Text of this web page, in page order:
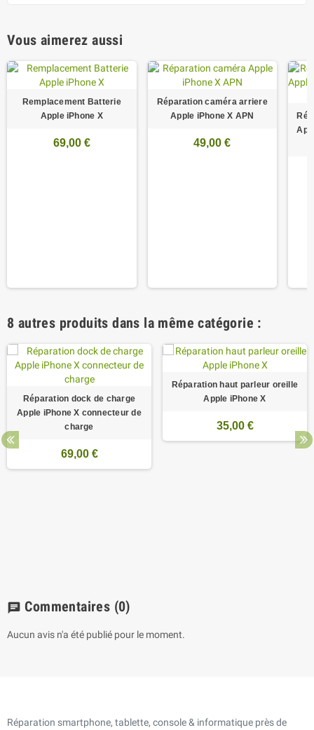
Vous aimerez aussi
Remplacement Batterie
Apple iPhone X
69,00 €
Réparation caméra arriere
Apple iPhone X APN
49,00 €
8 autres produits dans la même catégorie :
Réparation dock de charge
Apple iPhone X connecteur de
charge
69,00 €
Réparation haut parleur oreille
Apple iPhone X
35,00 €
chat Commentaires (0)
Aucun avis n'a été publié pour le moment.
Réparation smartphone, tablette, console & informatique près de